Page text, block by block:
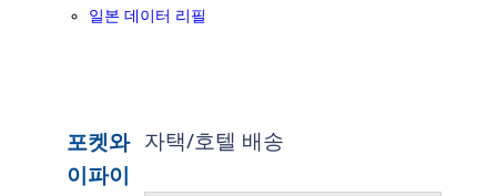
일본 데이터 리필
포켓와
이파이
자택/호텔 배송